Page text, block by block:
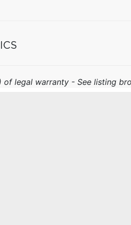
of legal warranty - See listing